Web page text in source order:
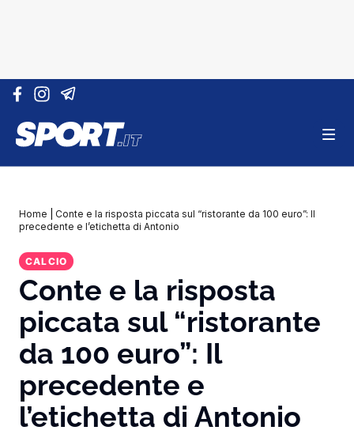
Vai al contenuto
Home
Conte e la risposta piccata sul “ristorante da 100 euro”: Il
precedente e l’etichetta di Antonio
CALCIO
Conte e la risposta
piccata sul “ristorante
da 100 euro”: Il
precedente e
l’etichetta di Antonio